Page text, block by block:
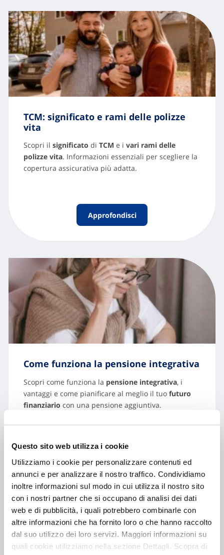
Questo sito web utilizza i cookie
Utilizziamo i cookie per personalizzare contenuti ed
annunci e per analizzare il nostro traffico. Condividiamo
inoltre informazioni sul modo in cui utilizza il nostro sito
con i nostri partner che si occupano di analisi dei dati
web e di pubblicità, i quali potrebbero combinarle con
altre informazioni che ha fornito loro o che hanno raccolto
dal suo utilizzo dei loro servizi. Maggiori informazioni su
quali cookie utilizziamo nella sezione Dettagli. Scopra di
TCM: significato e rami delle polizze
vita
Scopri il significato di TCM e i vari rami delle
polizze vita. Informazioni essenziali per scegliere la
copertura assicurativa più adatta.
Approfondisci
Come funziona la pensione integrativa
Scopri come funziona la pensione integrativa, i
vantaggi e come pianificare al meglio il tuo futuro
finanziario con una pensione aggiuntiva.
Approfondisci